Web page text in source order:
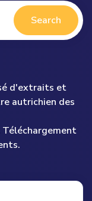
Search
d'extraits et
autrichien des
Téléchargement